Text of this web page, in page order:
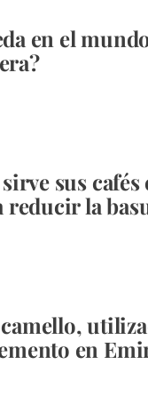
en el
sus cafés
reducir la
en